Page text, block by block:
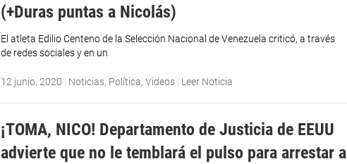
(+Duras puntas a Nicolás)
El atleta Edilio Centeno de la Selección Nacional de Venezuela criticó, a través
de redes sociales y en un
12 junio, 2020 | Noticias, Política,Videos | Leer Noticia
¡TOMA, NICO! Departamento de Justicia de EEUU
advierte que no le temblará el pulso para arrestar a